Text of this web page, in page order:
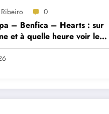
0
– Benfica – Hearts : sur
et à quelle heure voir le